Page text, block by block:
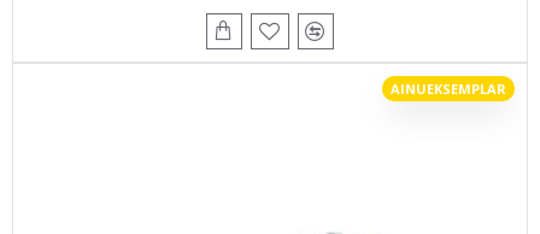
AINUEKSEMPLAR